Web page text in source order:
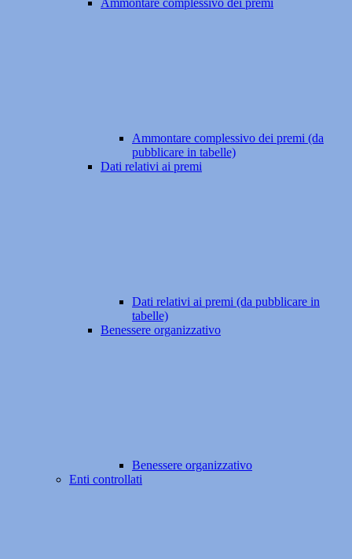
Ammontare complessivo dei premi
Ammontare complessivo dei premi (da
pubblicare in tabelle)
Dati relativi ai premi
Dati relativi ai premi (da pubblicare in
tabelle)
Benessere organizzativo
Benessere organizzativo
Enti controllati